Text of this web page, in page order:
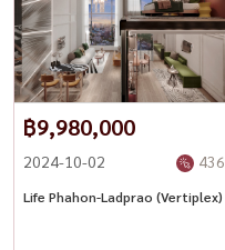
฿9,980,000
2024-10-02 436
Life Phahon-Ladprao (Vertiplex)